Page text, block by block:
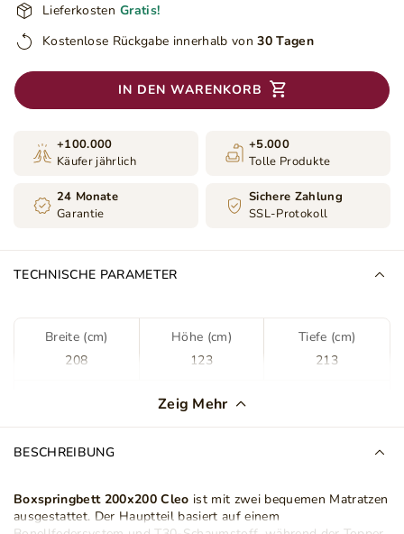
Lieferkosten Gratis!
Kostenlose Rückgabe innerhalb von 30 Tagen
IN DEN WARENKORB
+100.000
Käufer jährlich
+5.000
Tolle Produkte
24 Monate
Garantie
Sichere Zahlung
SSL-Protokoll
TECHNISCHE PARAMETER
Breite (cm)
208
Höhe (cm)
123
Tiefe (cm)
213
Dunkelgrau
Bettkasten Ja
Zeig Mehr
BESCHREIBUNG
Boxspringbett 200x200 Cleo ist mit zwei bequemen Matratzen
ausgestattet. Der Hauptteil basiert auf einem